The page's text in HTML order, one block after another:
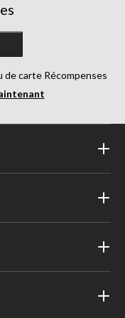
de carte Récompenses